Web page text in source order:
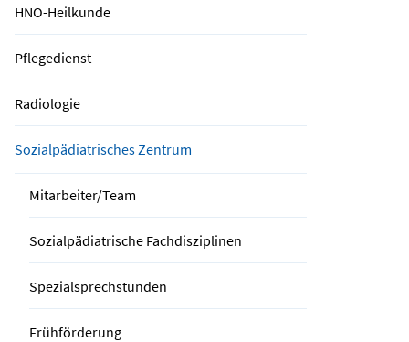
HNO-Heilkunde
Pflegedienst
Radiologie
Sozialpädiatrisches Zentrum
Mitarbeiter/Team
Sozialpädiatrische Fachdisziplinen
Spezialsprechstunden
Frühförderung